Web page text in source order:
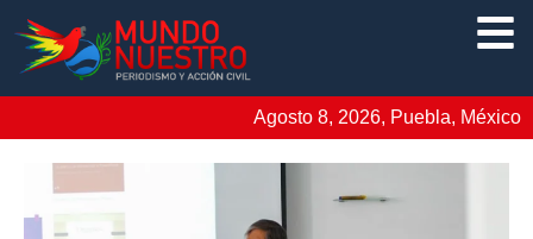
Agosto 8, 2026, Puebla, México